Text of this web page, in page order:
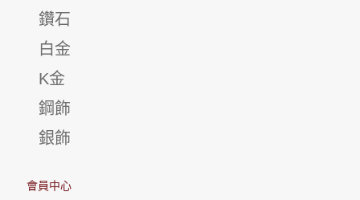
鑽石
白金
K金
鋼飾
銀飾
會員中心